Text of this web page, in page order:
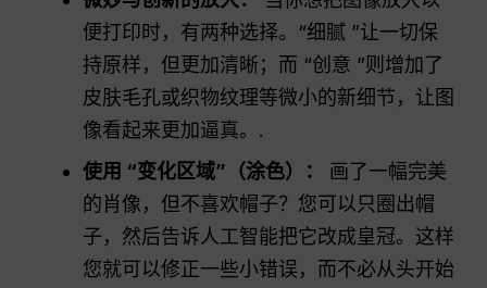
便打印时，有两种选择。“细腻 ”让一切保
持原样，但更加清晰；而 “创意 ”则增加了
皮肤毛孔或织物纹理等微小的新细节，让图
像看起来更加逼真。.
使用 “变化区域”（涂色）：
画了一幅完美
的肖像，但不喜欢帽子？您可以只圈出帽
子，然后告诉人工智能把它改成皇冠。这样
您就可以修正一些小错误，而不必从头开始